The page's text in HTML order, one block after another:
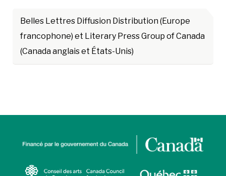
Belles Lettres Diffusion Distribution (Europe
francophone) et Literary Press Group of Canada
(Canada anglais et États-Unis)